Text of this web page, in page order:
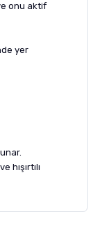
onu aktif
yer
hışırtılı